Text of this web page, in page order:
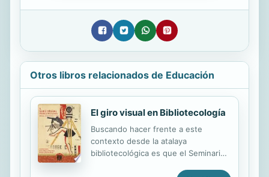
Otros libros relacionados de Educación
El giro visual en Bibliotecología
Buscando hacer frente a este
contexto desde la atalaya
bibliotecológica es que el Seminario